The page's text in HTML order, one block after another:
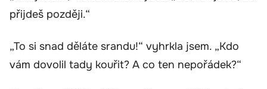
přijdeš později.“
„To si snad děláte srandu!“ vyhrkla jsem. „Kdo
vám dovolil tady kouřit? A co ten nepořádek?“